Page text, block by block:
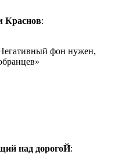
Краснов:
фон нужен,
над дорогоЙ: